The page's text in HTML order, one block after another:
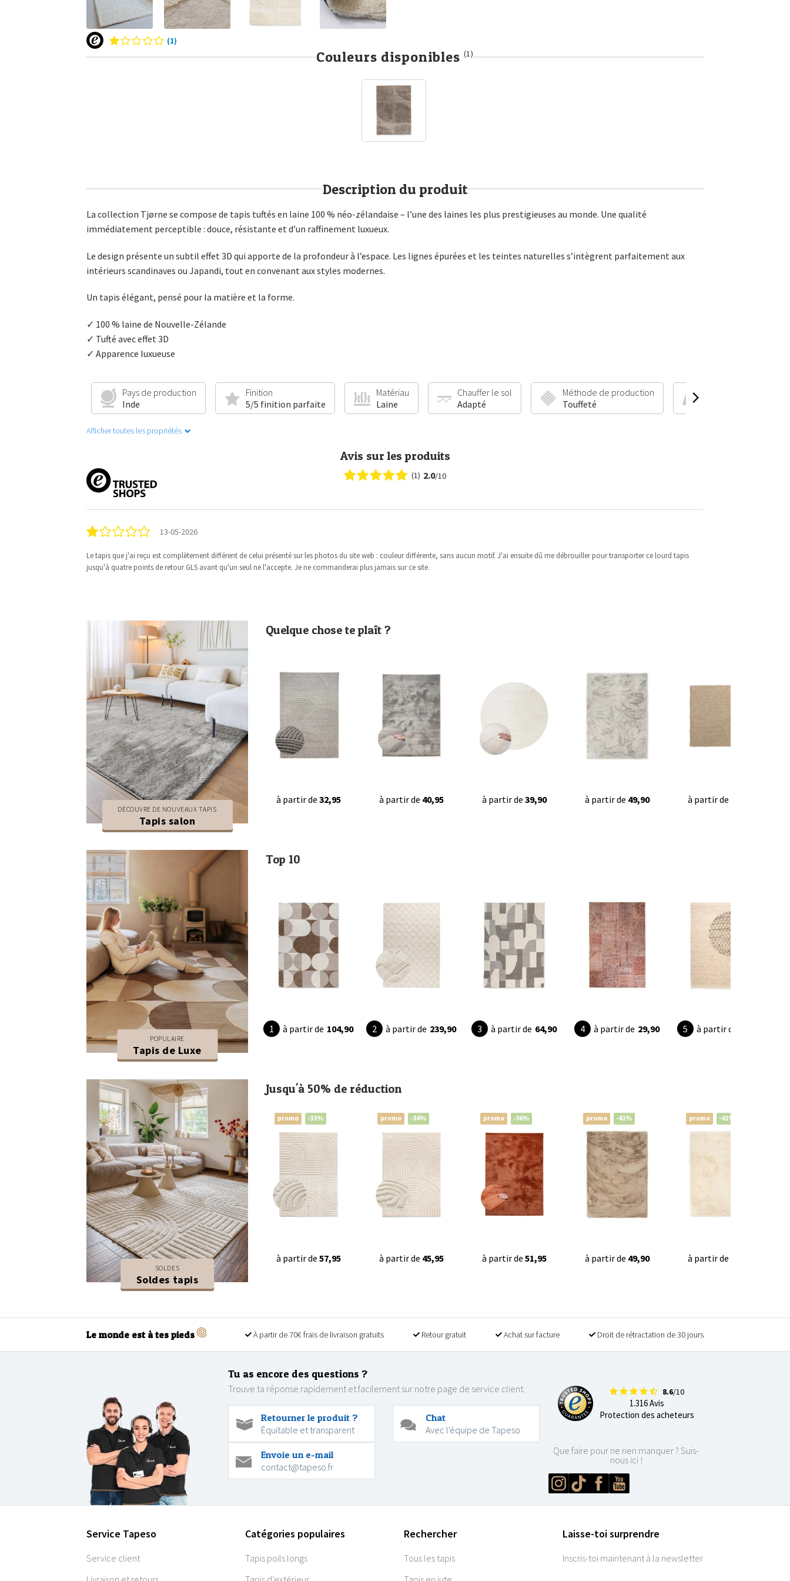
(1)
Couleurs disponibles (1)
Description du produit
La collection Tjørne se compose de tapis tuftés en laine 100 % néo-zélandaise – l’une des laines les plus prestigieuses au monde. Une qualité
immédiatement perceptible : douce, résistante et d’un raffinement luxueux.
Le design présente un subtil effet 3D qui apporte de la profondeur à l’espace. Les lignes épurées et les teintes naturelles s’intègrent parfaitement aux
intérieurs scandinaves ou Japandi, tout en convenant aux styles modernes.
Un tapis élégant, pensé pour la matière et la forme.
✓ 100 % laine de Nouvelle-Zélande
✓ Tufté avec effet 3D
✓ Apparence luxueuse
Pays de production
Inde
Finition
5/5 finition parfaite
Matériau
Laine
Chauffer le sol
Adapté
Méthode de production
Touffeté
Afficher toutes les propriétés
Avis sur les produits
(1) 2.0/10
13-05-2026
Le tapis que j'ai reçu est complètement différent de celui présenté sur les photos du site web : couleur différente, sans aucun motif. J'ai ensuite dû me débrouiller pour transporter ce lourd tapis
jusqu'à quatre points de retour GLS avant qu'un seul ne l'accepte. Je ne commanderai plus jamais sur ce site.
DÉCOUVRE DE NOUVEAUX TAPIS
Tapis salon
Quelque chose te plaît ?
à partir de 32,95 à partir de 40,95 à partir de 39,90 à partir de 49,90 à partir de
POPULAIRE
Tapis de Luxe
Top 10
à partir de 104,90 à partir de 239,90 à partir de 64,90 à partir de 29,90 à partir de
SOLDES
Soldes tapis
Jusqu'à 50% de réduction
promo -33%
à partir de 57,95
promo -34%
à partir de 45,95
promo -36%
à partir de 51,95
promo -41%
à partir de 49,90
promo -41%
à partir de
Le monde est à tes pieds À partir de 70€ frais de livraison gratuits Retour gratuit Achat sur facture Droit de rétractation de 30 jours
Tu as encore des questions ?
Trouve ta réponse rapidement et facilement sur notre page de service client.
Retourner le produit ?
Équitable et transparent
Chat
Avec l'équipe de Tapeso
Envoie un e-mail
contact@tapeso.fr
8.6/10
1.316 Avis
Protection des acheteurs
Que faire pour ne rien manquer ? Suis-
nous ici !
Service Tapeso
Service client
Catégories populaires
Tapis poils longs
Rechercher
Tous les tapis
Laisse-toi surprendre
Inscris-toi maintenant à la newsletter